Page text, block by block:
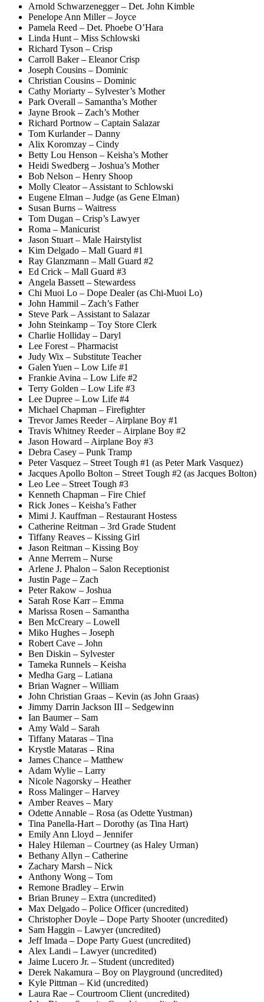
Arnold Schwarzenegger – Det. John Kimble
Penelope Ann Miller – Joyce
Pamela Reed – Det. Phoebe O’Hara
Linda Hunt – Miss Schlowski
Richard Tyson – Crisp
Carroll Baker – Eleanor Crisp
Joseph Cousins – Dominic
Christian Cousins – Dominic
Cathy Moriarty – Sylvester’s Mother
Park Overall – Samantha’s Mother
Jayne Brook – Zach’s Mother
Richard Portnow – Captain Salazar
Tom Kurlander – Danny
Alix Koromzay – Cindy
Betty Lou Henson – Keisha’s Mother
Heidi Swedberg – Joshua’s Mother
Bob Nelson – Henry Shoop
Molly Cleator – Assistant to Schlowski
Eugene Elman – Judge (as Gene Elman)
Susan Burns – Waitress
Tom Dugan – Crisp’s Lawyer
Roma – Manicurist
Jason Stuart – Male Hairstylist
Kim Delgado – Mall Guard #1
Ray Glanzmann – Mall Guard #2
Ed Crick – Mall Guard #3
Angela Bassett – Stewardess
Chi Muoi Lo – Dope Dealer (as Chi-Muoi Lo)
John Hammil – Zach’s Father
Steve Park – Assistant to Salazar
John Steinkamp – Toy Store Clerk
Charlie Holliday – Daryl
Lee Forest – Pharmacist
Judy Wix – Substitute Teacher
Galen Yuen – Low Life #1
Frankie Avina – Low Life #2
Terry Golden – Low Life #3
Lee Dupree – Low Life #4
Michael Chapman – Firefighter
Trevor James Reeder – Airplane Boy #1
Travis Whitney Reeder – Airplane Boy #2
Jason Howard – Airplane Boy #3
Debra Casey – Punk Tramp
Peter Vasquez – Street Tough #1 (as Peter Mark Vasquez)
Jacques Apollo Bolton – Street Tough #2 (as Jacques Bolton)
Leo Lee – Street Tough #3
Kenneth Chapman – Fire Chief
Rick Jones – Keisha’s Father
Mimi J. Kauffman – Restaurant Hostess
Catherine Reitman – 3rd Grade Student
Tiffany Reaves – Kissing Girl
Jason Reitman – Kissing Boy
Anne Merrem – Nurse
Arlene J. Phalon – Salon Receptionist
Justin Page – Zach
Peter Rakow – Joshua
Sarah Rose Karr – Emma
Marissa Rosen – Samantha
Ben McCreary – Lowell
Miko Hughes – Joseph
Robert Cave – John
Ben Diskin – Sylvester
Tameka Runnels – Keisha
Medha Garg – Latiana
Brian Wagner – William
John Christian Graas – Kevin (as John Graas)
Jimmy Darrin Jackson III – Sedgewinn
Ian Baumer – Sam
Amy Wald – Sarah
Tiffany Mataras – Tina
Krystle Mataras – Rina
James Chance – Matthew
Adam Wylie – Larry
Nicole Nagorsky – Heather
Ross Malinger – Harvey
Amber Reaves – Mary
Odette Annable – Rosa (as Odette Yustman)
Tina Panella-Hart – Dorothy (as Tina Hart)
Emily Ann Lloyd – Jennifer
Haley Hileman – Courtney (as Haley Urman)
Bethany Allyn – Catherine
Zachary Marsh – Nick
Anthony Wong – Tom
Remone Bradley – Erwin
Brian Bruney – Extra (uncredited)
Max Delgado – Police Officer (uncredited)
Christopher Doyle – Dope Party Shooter (uncredited)
Sam Haggin – Lawyer (uncredited)
Jeff Imada – Dope Party Guest (uncredited)
Alex Landi – Lawyer (uncredited)
Jaime Lucero Jr. – Student (uncredited)
Derek Nakamura – Boy on Playground (uncredited)
Kyle Pittman – Kid (uncredited)
Laura Rae – Courtroom Client (uncredited)